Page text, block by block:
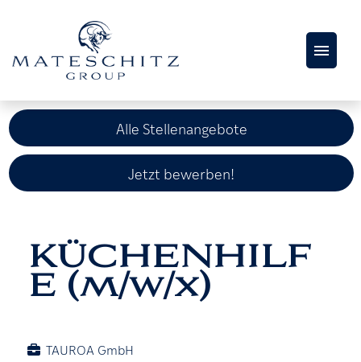
AKTUELLE
STELLENANGEBOTE
KARRIERESEITE
Alle Stellenangebote
Jetzt bewerben!
KÜCHENHILF
E (m/w/x)
TAUROA GmbH